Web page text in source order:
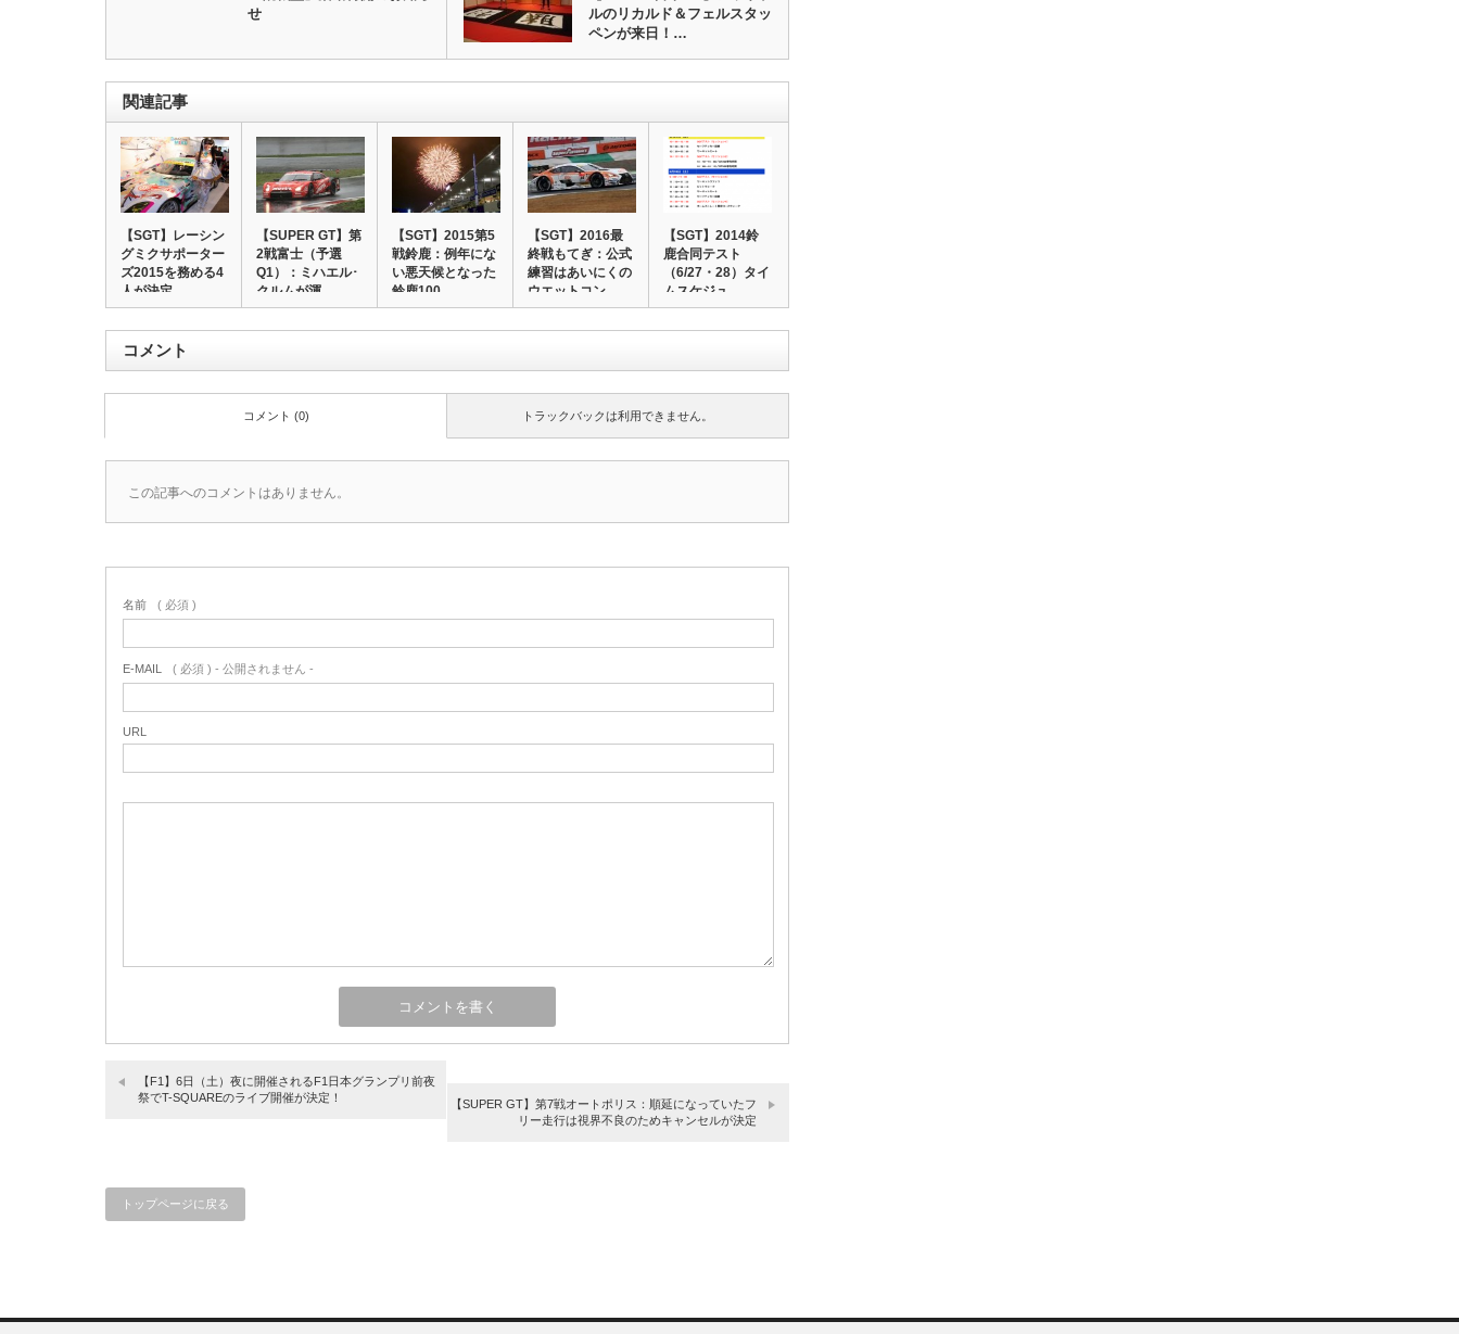
せ
ルのリカルド＆フェルスタッ
ペンが来日！…
関連記事
【SGT】レーシン
グミクサポーター
ズ2015を務める4
人が決定、…
【SUPER GT】第
2戦富士（予選
Q1）：ミハエル･
クルムが渾…
【SGT】2015第5
戦鈴鹿：例年にな
い悪天候となった
鈴鹿100…
【SGT】2016最
終戦もてぎ：公式
練習はあいにくの
ウエットコン…
【SGT】2014鈴
鹿合同テスト
（6/27・28）タイ
ムスケジュ…
コメント
トラックバックは利用できません。
コメント (0)
この記事へのコメントはありません。
名前 ( 必須 )
E-MAIL ( 必須 ) - 公開されません -
URL
【F1】6日（土）夜に開催されるF1日本グランプリ前夜
祭でT-SQUAREのライブ開催が決定！
【SUPER GT】第7戦オートポリス：順延になっていたフ
リー走行は視界不良のためキャンセルが決定
トップページに戻る